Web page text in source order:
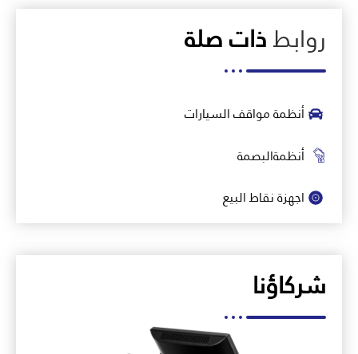
روابطذات صلة
أنظمة مواقف السيارات
أنظمةالبصمة
اجهزة نقاط البيع
شركاؤنا